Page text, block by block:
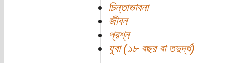
চিন্তাভাবনা
জীবন
প্রশ্ন
যুবা (১৮ বছর বা তদুর্দ্ধ)